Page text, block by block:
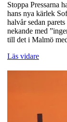
Stoppa Pressarna
hans nya kärlek
halvår sedan
nekande med
till det i Malmö
Läs vidare